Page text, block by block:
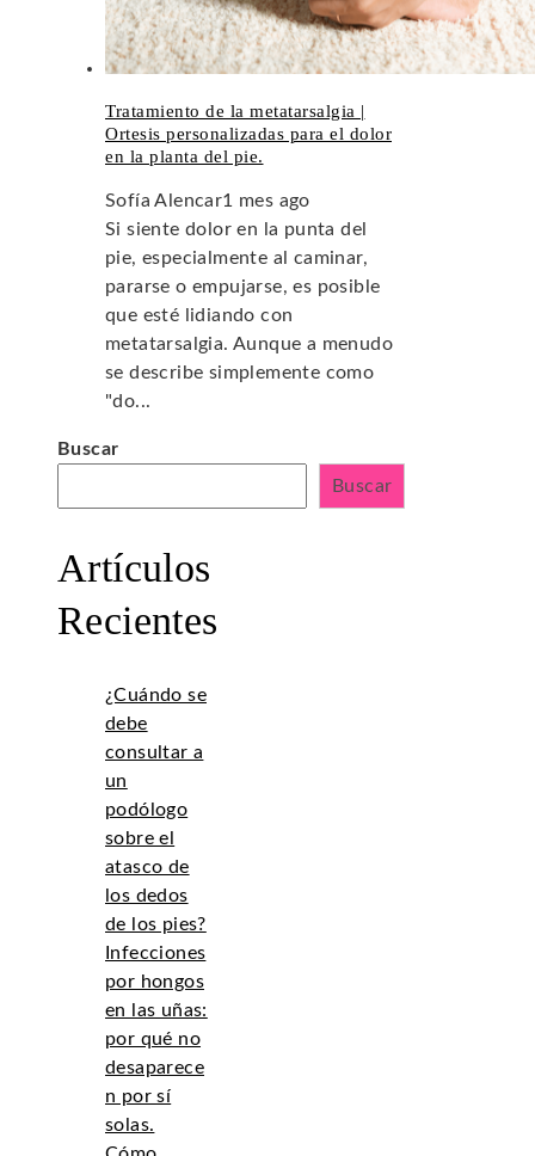
Tratamiento de la metatarsalgia |
Ortesis personalizadas para el dolor
en la planta del pie.
Sofía Alencar1 mes ago
Si siente dolor en la punta del
pie, especialmente al caminar,
pararse o empujarse, es posible
que esté lidiando con
metatarsalgia. Aunque a menudo
se describe simplemente como
"do...
Buscar
Buscar
Artículos
Recientes
¿Cuándo se
debe
consultar a
un
podólogo
sobre el
atasco de
los dedos
de los pies?
Infecciones
por hongos
en las uñas:
por qué no
desaparece
n por sí
solas.